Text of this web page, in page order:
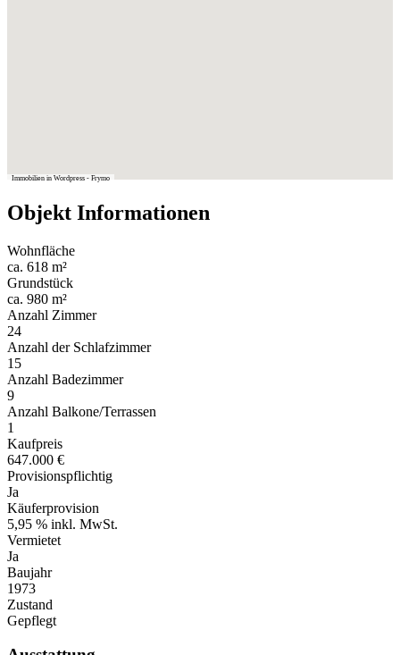
Immobilien in Wordpress - Frymo
Objekt Informationen
Wohnfläche
ca. 618 m²
Grundstück
ca. 980 m²
Anzahl Zimmer
24
Anzahl der Schlafzimmer
15
Anzahl Badezimmer
9
Anzahl Balkone/Terrassen
1
Kaufpreis
647.000 €
Provisionspflichtig
Ja
Käuferprovision
5,95 % inkl. MwSt.
Vermietet
Ja
Baujahr
1973
Zustand
Gepflegt